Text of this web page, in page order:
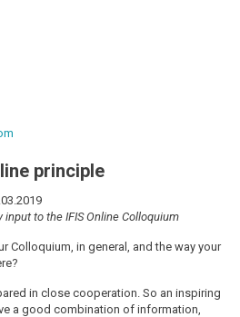
principle
to the IFIS Online Colloquium
Colloquium, in general, and the way your
in close cooperation. So an inspiring
a good combination of information,